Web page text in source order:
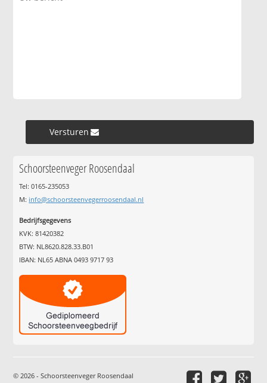
Versturen »
Schoorsteenveger Roosendaal
Tel: 0165-235053
M: info@schoorsteenvegerroosendaal.nl
Bedrijfsgegevens
KVK: 81420382
BTW: NL8620.828.33.B01
IBAN: NL65 ABNA 0493 9717 93
© 2026 - Schoorsteenveger Roosendaal